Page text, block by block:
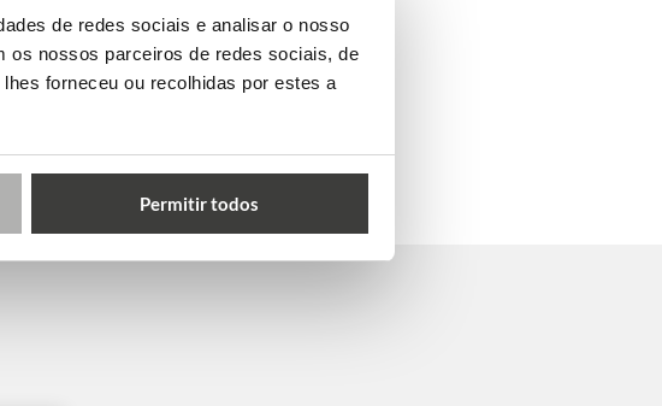
de redes sociais e analisar o nosso
os nossos parceiros de redes sociais, de
forneceu ou recolhidas por estes a
Permitir todos